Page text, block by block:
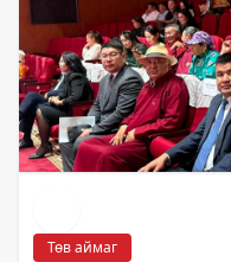
Төв аймаг